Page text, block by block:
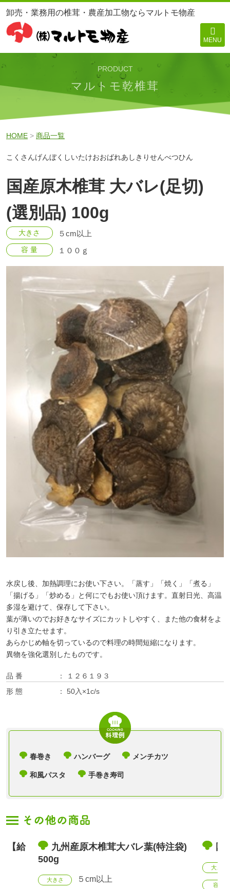
卸売・業務用の椎茸・農産加工物ならマルトモ物産
MENU
PRODUCT
マルトモ乾椎茸
HOME > 商品一覧
こくさんげんぼくしいたけおおばれあしきりせんべつひん
国産原木椎茸 大バレ(足切)
(選別品) 100g
大きさ ５cm以上
容 量 １００ｇ
水戻し後、加熱調理にお使い下さい。「蒸す」「焼く」「煮る」
「揚げる」「炒める」と何にでもお使い頂けます。直射日光、高温
多湿を避けて、保存して下さい。
葉が薄いのでお好きなサイズにカットしやすく、また他の食材をよ
り引き立たせます。
あらかじめ軸を切っているので料理の時間短縮になります。
異物を強化選別したものです。
品 番
１２６１９３
形 態
50入×1c/s
春巻き ハンバーグ メンチカツ
和風パスタ 手巻き寿司
【給
九州産原木椎茸大バレ葉(特注袋)
500g
大きさ ５cm以上
国
大きさ
容 量